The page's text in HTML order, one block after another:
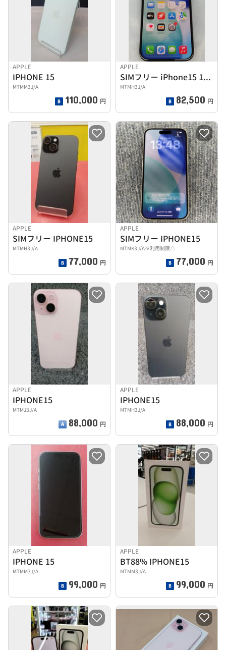
APPLE
IPHONE 15
MTMM3J/A
110,000 円
APPLE
SIMフリー iPhone15 128GB
MTMH3J/A
82,500 円
APPLE
SIMフリー IPHONE15
MTMH3J/A
77,000 円
APPLE
SIMフリー IPHONE15
MTMK3J/A※利用制限△
77,000 円
APPLE
IPHONE15
MTMJ3J/A
88,000 円
APPLE
IPHONE15
MTMH3J/A
88,000 円
APPLE
IPHONE 15
MTMM3J/A
99,000 円
APPLE
BT88% IPHONE15
MTMM3J/A
99,000 円